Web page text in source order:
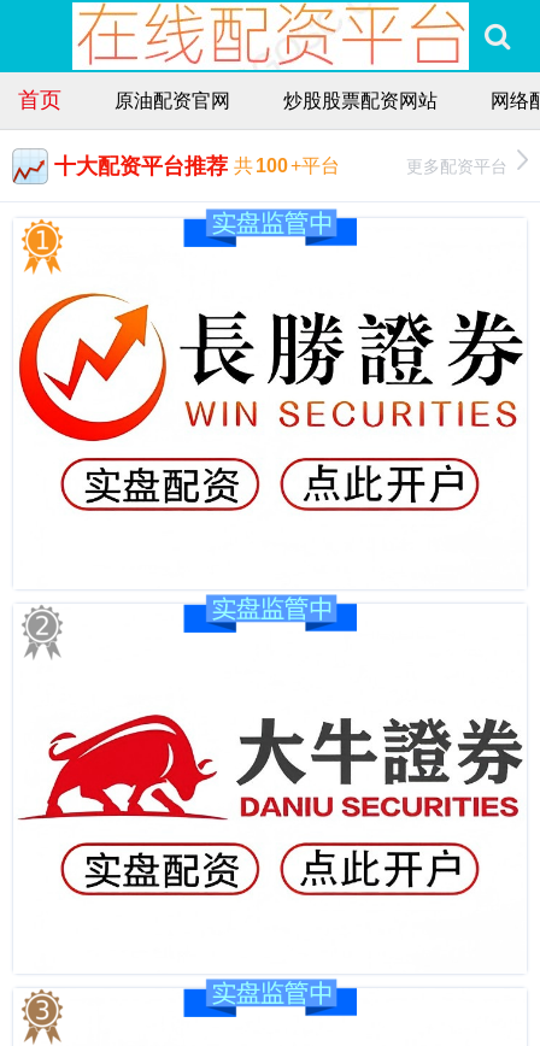
首页 原油配资官网 炒股股票配资网站 网络
十大配资平台推荐 共100+平台 更多配资平台